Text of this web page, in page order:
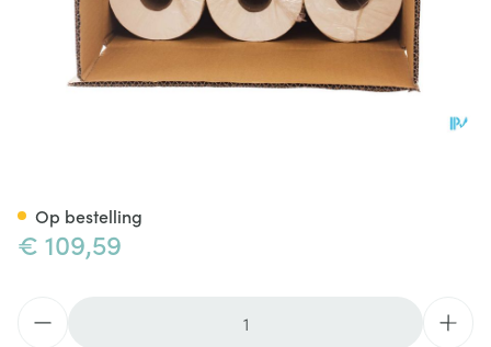
€ 109,59
Op bestelling